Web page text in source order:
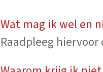
Wat mag ik wel en
Raadpleeg hiervoor